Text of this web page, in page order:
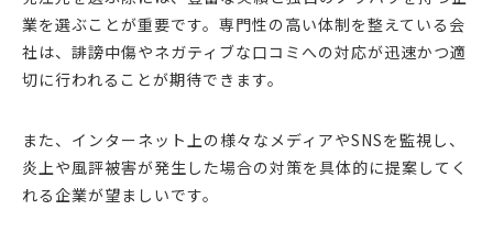
業を選ぶことが重要です。専門性の高い体制を整えている会
社は、誹謗中傷やネガティブな口コミへの対応が迅速かつ適
切に行われることが期待できます。
また、インターネット上の様々なメディアやSNSを監視し、
炎上や風評被害が発生した場合の対策を具体的に提案してく
れる企業が望ましいです。